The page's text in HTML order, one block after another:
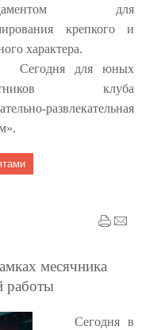
для
крепкого и
характера.
для юных
клуба
развлекательная
месячника
работы
Сегодня в